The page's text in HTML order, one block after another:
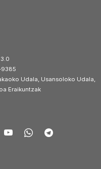
9385
Udala, Usansoloko Udala,
Eraikuntzak